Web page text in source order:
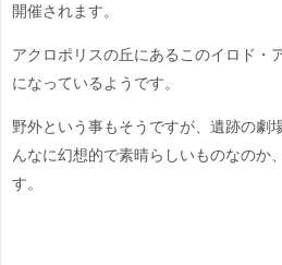
開催されます。
アクロポリスの丘にあるこのイロド・
になっているようです。
野外という事もそうですが、遺跡の劇
んなに幻想的で素晴らしいものなのか
す。